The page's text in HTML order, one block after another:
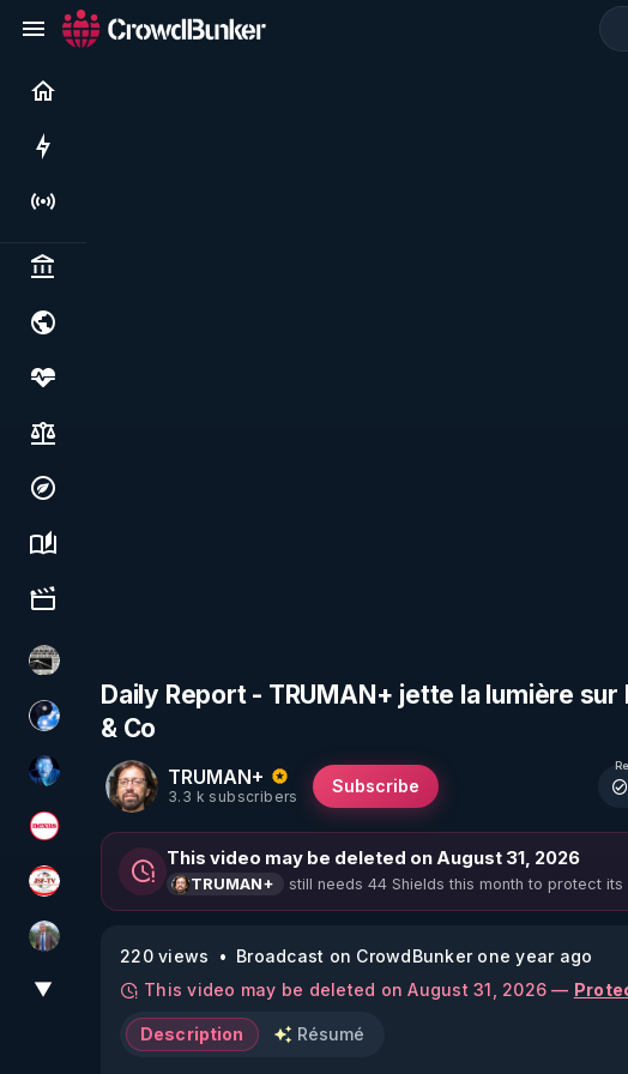
Politics & institutions
Society, justice & freedoms
Economy, environment & technology
Science, history & spirituality
Culture, media & entertainment
ActuPlus11
Chercheur de vérité
AH2020
Magazine Nexus
JSF - TV
Nicolas BOUVIER
▼
Daily Report - TRUMAN+ jette la lumière
& Co
TRUMAN+
3.3 k subscribers
Subscribe
This video may be deleted on August 31, 2026
TRUMAN+ still needs 44 Shields this month to protect its
220 views
Broadcast on CrowdBunker one year ago
This video may be deleted on August 31, 2026 —
Description Résumé